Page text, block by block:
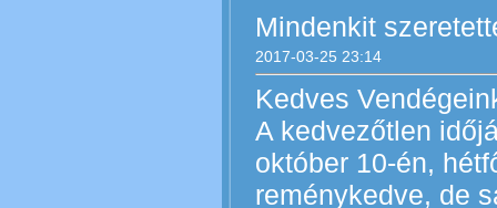
2017-03-25 23:14
Mindenkit
Kedves
A kedvezőtlen
október 10-én,
reménykedve, de